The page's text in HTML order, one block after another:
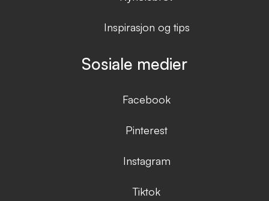
Inspirasjon og tips
Sosiale medier
Facebook
Pinterest
Instagram
Tiktok